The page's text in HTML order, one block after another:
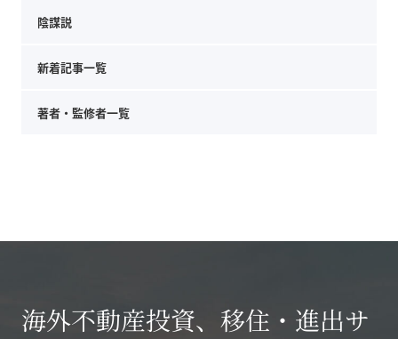
陰謀説
新着記事一覧
著者・監修者一覧
海外不動産投資、移住・進出サ